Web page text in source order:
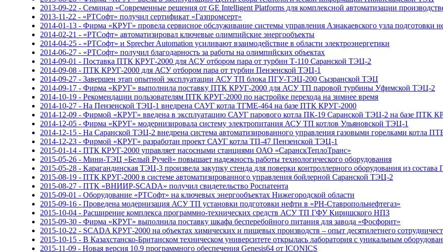
2013-09-22 - Семинар «Современные решения от GE Intelligent Platforms для комплексной автоматизации
2013-11-22 - «РТСофт» получил сертификат «Газпромсерт»
2014-01-13 - Фирма «КРУГ» провела сервисное обслуживание системы управления Азнакаевского узла подготовки
2014-02-21 - «РТСофт» автоматизировал ключевые олимпийские энергообъекты
2014-04-25 - «РТСофт» и Sprecher Automation усиливают взаимодействие в области электроэнергетики
2014-06-27 - «РТСофт» получил благодарность за работы на олимпийских объектах
2014-09-01 - Поставка ПТК КРУГ-2000 для АСУ отбором пара от турбин Т-110 Саранской ТЭЦ-2
2014-09-08 - ПТК КРУГ-2000 для АСУ отбором пара от турбин Пензенской ТЭЦ-1
2014-09-27 - Завершен этап опытной эксплуатации АСУ ТП блока ПГУ-ТЭЦ-200 Сызранской ТЭЦ
2014-09-17 - Фирма «КРУГ» выполнила поставку ПТК КРУГ-2000 для АСУ ТП паровой турбины Уфимской ТЭЦ-2
2014-10-19 - Рекомендации пользователям ПТК КРУГ-2000 по настройке перехода на зимнее время
2014-10-27 - На Пензенской ТЭЦ-1 внедрена САУГ котла ТГМЕ-464 на базе ПТК КРУГ-2000
2014-12-09 - Фирмой «КРУГ» введена в эксплуатацию САУГ парового котла ПК-19 Саранской ТЭЦ-2 на базе ПТК
2014-12-05 - Фирма «КРУГ» модернизировала систему электропитания АСУ ТП котлов Ульяновской ТЭЦ-1
2014-12-15 - На Саранской ТЭЦ-2 внедрена система автоматизированного управления газовыми горелками котла
2014-12-23 - Фирмой «КРУГ» разработан проект САУГ котла ТП-47 Пензенской ТЭЦ-1
2015-01-14 - ПТК КРУГ-2000 управляет насосными станциями ОАО «СаранскТеплоТранс»
2015-05-26 - Мини-ТЭЦ «Белый Ручей» повышает надежность работы технологического оборудования
2015-05-28 - Карагандинская ТЭЦ-3 произвела закупку стенда для поверки контроллерного оборудования из
2015-08-19 - ПТК КРУГ-2000 в системе автоматизированного управления бойлерной Саранской ТЭЦ-2
2015-08-27 - ПТК «ВНИИР-SCADA» получил свидетельство Роспатента
2015-09-01 - Оборудование «РТСофт» на ключевых энергообъектах Нижегородской области
2015-09-16 - Проведена модернизация АСУ ТП установки подготовки нефти в «РН-Ставропольнефтегаз»
2015-10-04 - Расширение комплекса программно-технических средств АСУ ТП ГФУ Киришского НПЗ
2015-09-30 - Фирма «КРУГ» выполнила поставку шкафа бесперебойного питания для завода «Фосфорит»
2015-10-22 - SCADA КРУГ-2000 на объектах химических и пищевых производств – опыт десятилетнего
2015-10-15 - В Казахстанско-Британском техническом университете открылась лаборатория с уникальным
2015-11-09 - Новая версия 10.9 программного обеспечения Genesis64 от ICONICS